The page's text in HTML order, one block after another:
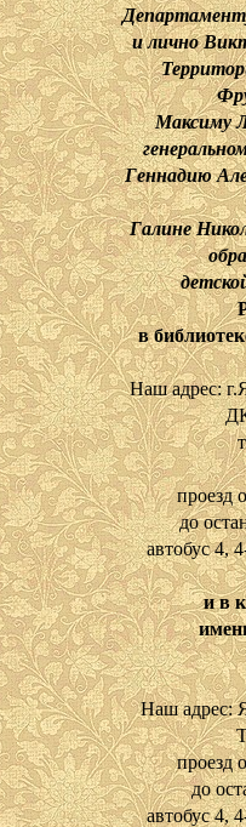
и лично
Максиму
Геннадию
Галине
в
Наш адрес:
проезд
до
автобус 4,
и в
Наш адрес:
проезд
до
автобус 4,